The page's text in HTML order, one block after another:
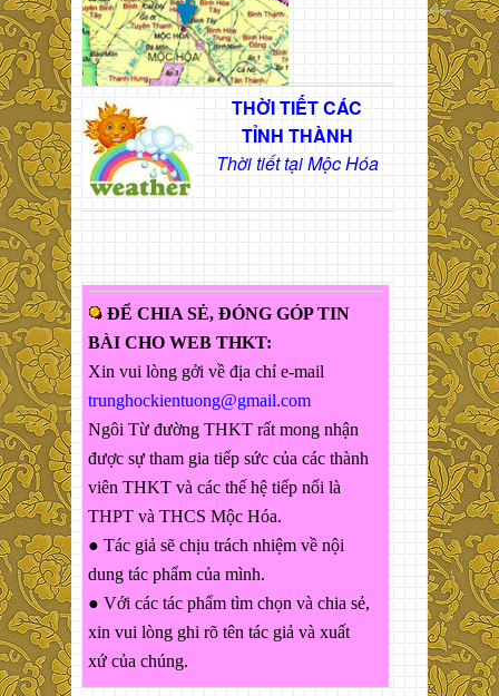
THỜI TIẾT CÁC
TỈNH THÀNH
Thời tiết tại Mộc Hóa
ĐỂ CHIA SẺ, ĐÓNG GÓP TIN
BÀI CHO WEB THKT:
Xin vui lòng gởi về địa chỉ e-mail
trunghockientuong@gmail.com
Ngôi Từ đường THKT rất mong nhận
được sự tham gia tiếp sức của các thành
viên THKT và các thế hệ tiếp nối là
THPT và THCS Mộc Hóa.
● Tác giả sẽ chịu trách nhiệm về nội
dung tác phẩm của mình.
● Với các tác phẩm tìm chọn và chia sẻ,
xin vui lòng ghi rõ tên tác giả và xuất
xứ của chúng.